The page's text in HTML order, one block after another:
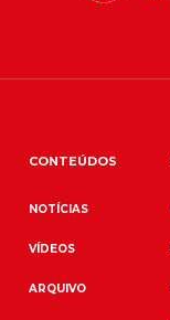
CONTEÚDOS
NOTÍCIAS
VÍDEOS
ARQUIVO